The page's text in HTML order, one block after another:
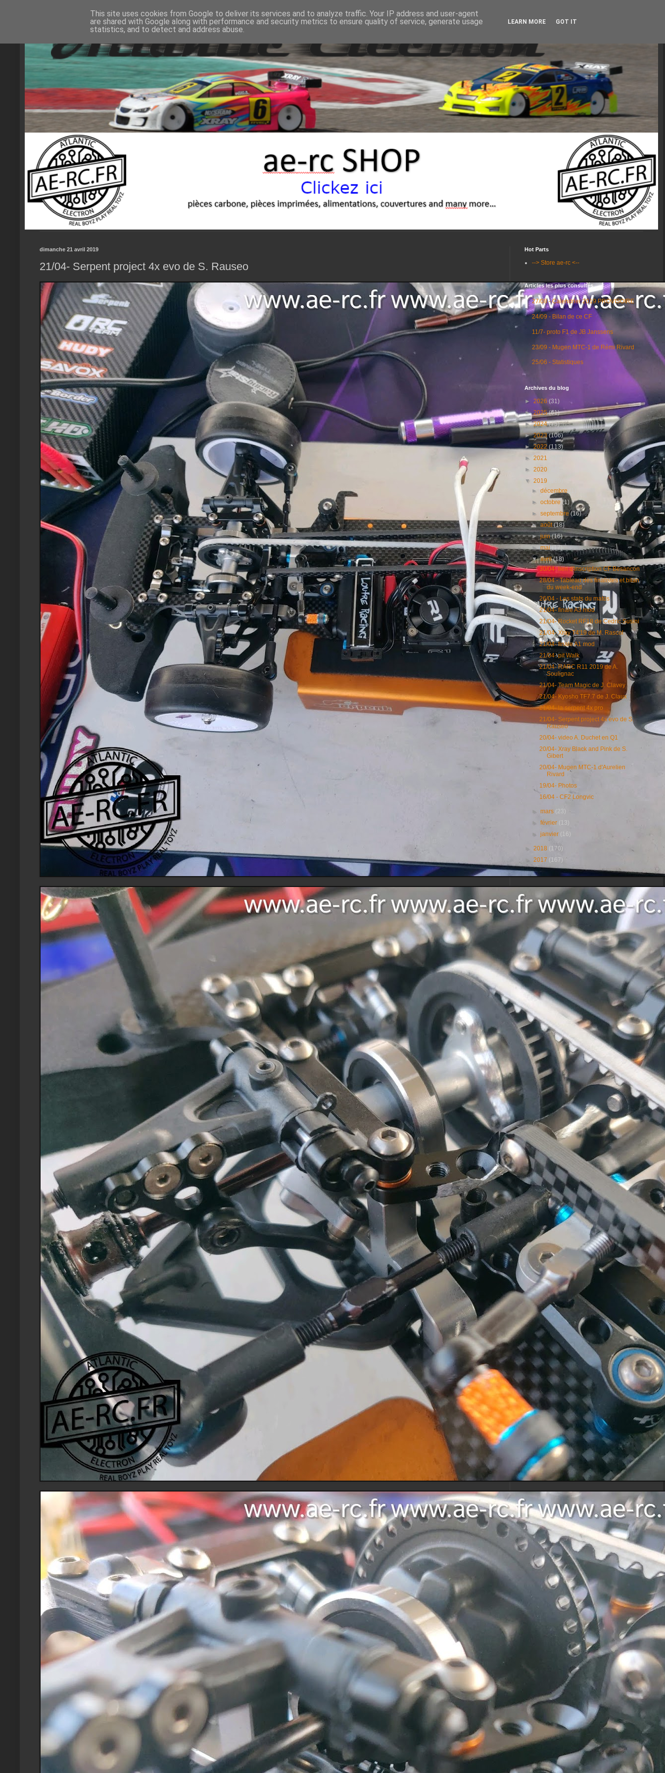
dimanche 21 avril 2019
21/04- Serpent project 4x evo de S. Rauseo
Hot Parts
--> Store ae-rc <--
Articles les plus consultés
27/08 - Calendrier 2019 PROVISOIRE
24/09 - Bilan de ce CF
11/7- proto F1 de JB Janssens
23/09 - Mugen MTC-1 de Rémi Rivard
25/06 - Statistiques
Archives du blog
► 2026 (31)
►2025(61)
►2024(75)
►2023(106)
►2022 (113)
► 2021
► 2020
▼ 2019
►décembre
►octobre(1)
►septembre(16)
►août(18)
►juin(16)
►mai(17)
▼avril(18)
30/04- lien d'inscription CF Besancon
28/04 - Tableau des finalistes et bilan
du week-end
26/04 - Les stats du matos
21/04- finale A3 mod
21/04- Rocket RF18 de Cedric Susini
21/04- Xray T4'19 de M. Rascol
21/04- finale A1 mod
21/04- pit Walk
21/04- RARC R11 2019 de A.
Soulignac
21/04- Team Magic de J. Clavey
21/04- Kyosho TF7.7 de J. Claux
21/04- la serpent 4x pro
21/04- Serpent project 4x evo de S.
Rauseo
20/04- video A. Duchet en Q1
20/04- Xray Black and Pink de S.
Gibert
20/04- Mugen MTC-1 d'Aurelien
Rivard
19/04- Photos
16/04 - CF2 Longvic
►mars (23)
►février (13)
►janvier (16)
2018 (170)
► 2017 (167)
This site uses cookies from Google to deliver its services and to analyze traffic. Your IP address and user-agent
are shared with Google along with performance and security metrics to ensure quality of service, generate usage
statistics, and to detect and address abuse.
LEARN MORE GOT IT